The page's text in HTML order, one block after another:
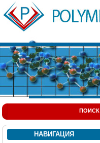
ПОИСК
НАВИГАЦИЯ